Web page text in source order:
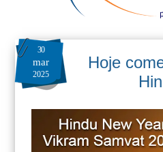
30
mar
2025
Hoje